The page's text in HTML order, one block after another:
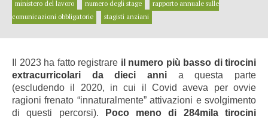
ministero del lavoro numero degli stage
rapporto annuale sulle
comunicazioni obbligatorie
stagisti anziani
Il 2023 ha fatto registrare il numero più basso di tirocini
extracurricolari da dieci anni a questa parte
(escludendo il 2020, in cui il Covid aveva per ovvie
ragioni frenato “innaturalmente” attivazioni e svolgimento
di questi percorsi).
Poco meno di 284mila tirocini